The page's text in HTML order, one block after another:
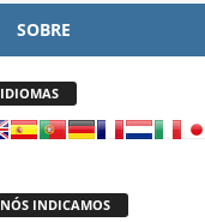
SOBRE
IDIOMAS
NÓS INDICAMOS